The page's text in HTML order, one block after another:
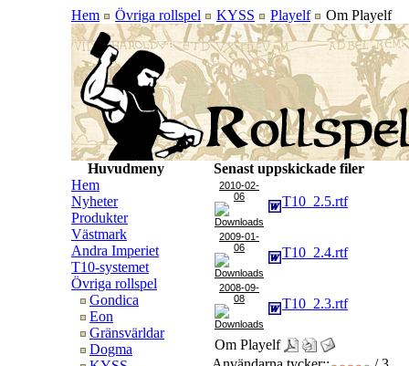
Hem Övriga rollspel KYSS Playelf Om Playelf
Huvudmeny
Hem
Nyheter
Produkter
Västmark
Andra Imperiet
T10-systemet
Övriga rollspel
Gondica
Eon
Gränsvärldar
Dogma
Senast uppskickade filer
2010-02-
06
T10_2.5.rtf
2009-01-
06
T10_2.4.rtf
2008-09-
08
T10_2.3.rtf
Om Playelf